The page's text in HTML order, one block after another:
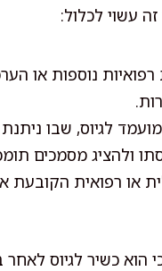
עשוי לכלול:
רפואיות נוספות או
לגיוס, שבו
ולהציג מסמכים
או רפואית הקובעת
הוא כשיר לגיוס לאחר